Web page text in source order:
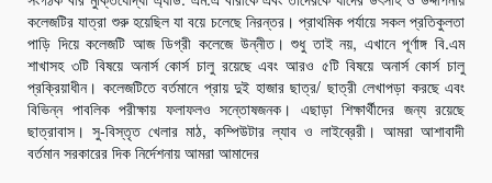
কলেজটির যাত্রা শুরু হয়েছিল যা বয়ে চলেছে নিরন্তর। প্রাথমিক পর্যায়ে সকল প্রতিকুলতা
পাড়ি দিয়ে কলেজটি আজ ডিগ্রী কলেজে উন্নীত। শুধু তাই নয়, এখানে পূর্ণাঙ্গ বি.এম
শাখাসহ ৩টি বিষয়ে অনার্স কোর্স চালু রয়েছে এবং আরও ৫টি বিষয়ে অনার্স কোর্স চালু
প্রক্রিয়াধীন। কলেজটিতে বর্তমানে প্রায় দুই হাজার ছাত্র/ ছাত্রী লেখাপড়া করছে এবং
বিভিন্ন পাবলিক পরীক্ষায় ফলাফলও সন্তোষজনক। এছাড়া শিক্ষার্থীদের জন্য রয়েছে
ছাত্রাবাস। সু-বিস্তৃত খেলার মাঠ, কম্পিউটার ল্যাব ও লাইব্রেরী। আমরা আশাবাদী
বর্তমান সরকারের দিক নির্দেশনায় আমরা আমাদের